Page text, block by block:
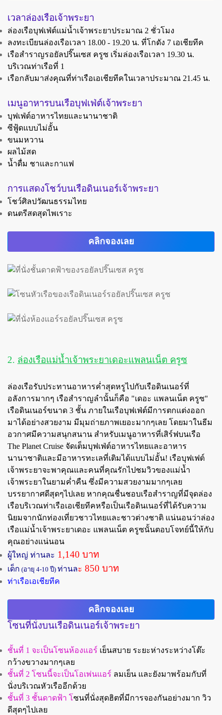
เวลาล่องเรือเจ้าพระยา
ล่องเรือบุฟเฟ่ต์แม่น้ำเจ้าพระยาประมาณ 2 ชั่วโมง
ลงทะเบียนล่องเรือเวลา 18.00 - 19.20 น. ที่โกดัง 7 เอเชียทีค
เรือสำราญรอยัลปริ๊นเซส ครูซ เริ่มล่องเรือเวลา 19.30 น.
บริเวณท่าเรือที่ 1
เรือกลับมาส่งคุณที่ท่าเรือเอเชียทีคในเวลาประมาณ 21.45 น.
เมนูอาหารบนเรือบุฟเฟ่ต์เจ้าพระยา
บุฟเฟ่ต์อาหารไทยและนานาชาติ
ซีฟู้ดแบบไม่อั้น
ขนมหวาน
ผลไม้สด
น้ำดื่ม ชาและกาแฟ
การแสดงโชว์บนเรือดินเนอร์เจ้าพระยา
โชว์ศิลปวัฒนธรรมไทย
ดนตรีสดสุดไพเราะ
คลิกจองเลย
2. ล่องเรือแม่น้ำเจ้าพระยาเดอะแพลนเน็ต ครูซ
ล่องเรือรับประทานอาหารค่ำสุดหรูไปกับเรือดินเนอร์ที่
อลังการมากๆ เรือสำราญลำนั้นก็คือ "เดอะ แพลนเน็ต ครูซ"
เรือดินเนอร์ขนาด 3 ชั้น ภายในเรือบุฟเฟ่ต์มีการตกแต่งออก
มาได้อย่างสวยงาม มีมุมถ่ายภาพเยอะมากๆเลย โดยมาในธีม
อวกาศมีความสนุกสนาน สำหรับเมนูอาหารที่เสิร์ฟบนเรือ
The Planet Cruise จัดเต็มบุฟเฟ่ต์อาหารไทยและอาหาร
นานาชาติและมีอาหารทะเลที่เติมได้แบบไม่อั้น! เรือบุฟเฟต์
เจ้าพระยาจะพาคุณและคนที่คุณรักไปชมวิวของแม่น้ำ
เจ้าพระยาในยามค่ำคืน ซึ่งมีความสวยงามมากๆเลย
บรรยากาศดีสุดๆไปเลย หากคุณชื่นชอบเรือสำราญที่มีจุดล่อง
เรือบริเวณท่าเรือเอเชียทีคหรือเป็นเรือดินเนอร์ที่ได้รับความ
นิยมจากนักท่องเที่ยวชาวไทยและชาวต่างชาติ แน่นอนว่าล่อง
เรือแม่น้ำเจ้าพระยาเดอะ แพลนเน็ต ครูซนั้นตอบโจทย์นี้ให้กับ
คุณอย่างแน่นอน
ผู้ใหญ่ ท่านละ 1,140 บาท
เด็ก (อายุ 4-10 ปี) ท่านละ 850 บาท
ท่าเรือเอเชียทีค
คลิกจองเลย
โซนที่นั่งบนเรือดินเนอร์เจ้าพระยา
ชั้นที่ 1 จะเป็นโซนห้องแอร์ เย็นสบาย ระยะห่างระหว่างโต๊ะ
กว้างขวางมากๆเลย
ชั้นที่ 2 โซนนี้จะเป็นโอเพ่นแอร์ ลมเย็น และยังมาพร้อมกับที่
นั่งบริเวณหัวเรืออีกด้วย
ชั้นที่ 3 ชั้นดาดฟ้า โซนที่นั่งสุดฮิตที่มีการจองกันอย่างมาก วิว
ดีสุดๆไปเลย